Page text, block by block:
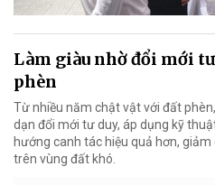
Làm giàu nhờ đổi mới
phèn
Từ nhiều năm chật vật với đất
dạn đổi mới tư duy, áp dụng kỹ
hướng canh tác hiệu quả hơn,
trên vùng đất khó.